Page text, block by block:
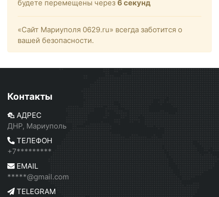
будете перемещены через 6 секунд
«Сайт Мариуполя 0629.ru» всегда заботится о
вашей безопасности.
Контакты
АДРЕС
ДНР, Мариуполь
ТЕЛЕФОН
+7*********
EMAIL
*****@gmail.com
TELEGRAM